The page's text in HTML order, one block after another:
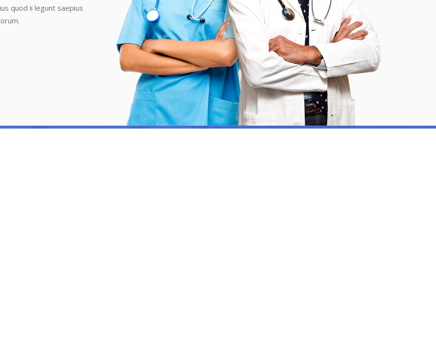
quod ii legunt saepius